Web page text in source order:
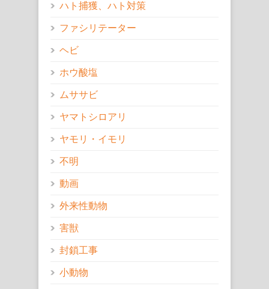
ハト捕獲、ハト対策
ファシリテーター
ヘビ
ホウ酸塩
ムササビ
ヤマトシロアリ
ヤモリ・イモリ
不明
動画
外来性動物
害獣
封鎖工事
小動物